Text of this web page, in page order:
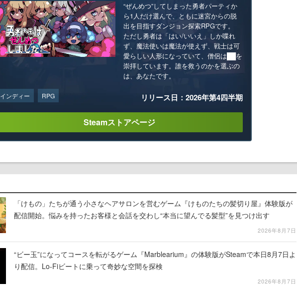
“ぜんめつ”してしまった勇者パーティか
ら1人だけ選んで、ともに迷宮からの脱
出を目指すダンジョン探索RPGです。
ただし勇者は「はい/いいえ」しか喋れ
ず、魔法使いは魔法が使えず、戦士は可
愛らしい人形になっていて、僧侶は██を
崇拝しています。誰を救うのかを選ぶの
は、あなたです。
インディー RPG リリース日：2026年第4四半期
Steamストアページ
「けもの」たちが通う小さなヘアサロンを営むゲーム『けものたちの髪切り屋』体験版が
配信開始。悩みを持ったお客様と会話を交わし“本当に望んでる髪型”を見つけ出す
2026年8月7日
“ビー玉”になってコースを転がるゲーム『Marblearium』の体験版がSteamで本日8月7日よ
り配信。Lo-Fiビートに乗って奇妙な空間を探検
2026年8月7日